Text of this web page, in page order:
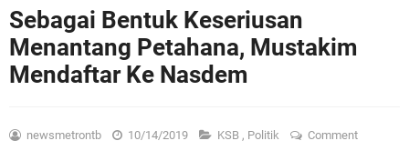
Sebagai Bentuk Keseriusan
Menantang Petahana, Mustakim
Mendaftar Ke Nasdem
newsmetrontb 10/14/2019 KSB , Politik Comment